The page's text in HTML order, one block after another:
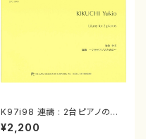
K97i98 連禱 : 2台ピアノのた
めの（2 Pianos / 菊池 幸夫 /
楽譜）
¥2,200